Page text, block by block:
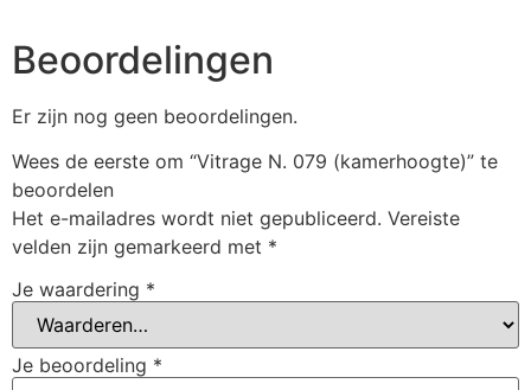
Beoordelingen
Er zijn nog geen beoordelingen.
Wees de eerste om “Vitrage N. 079 (kamerhoogte)” te
beoordelen
Het e-mailadres wordt niet gepubliceerd. Vereiste
velden zijn gemarkeerd met *
Je waardering *
Je beoordeling *